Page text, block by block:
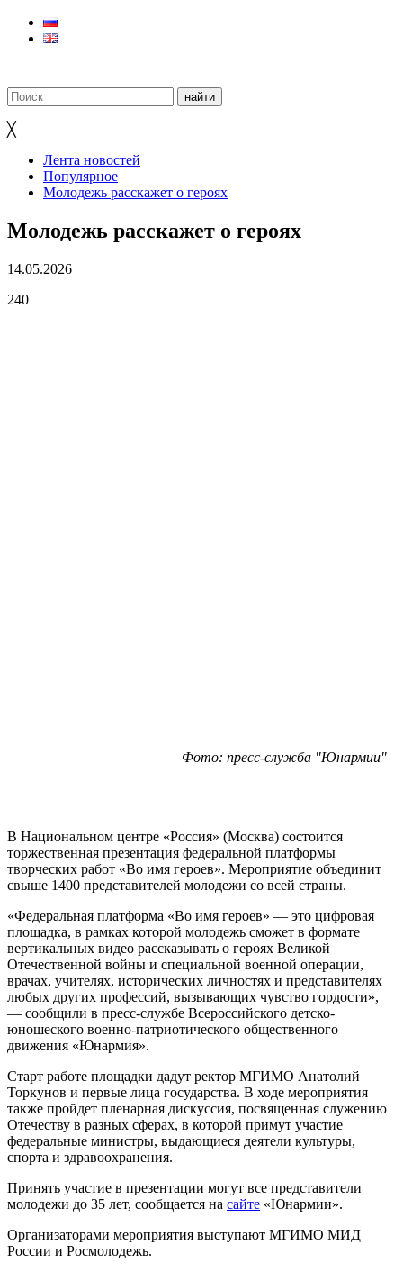
╳
Лента новостей
Популярное
Молодежь расскажет о героях
Молодежь расскажет о героях
14.05.2026
240
Фото: пресс-служба "Юнармии"
В Национальном центре «Россия» (Москва) состоится
торжественная презентация федеральной платформы
творческих работ «Во имя героев». Мероприятие объединит
свыше 1400 представителей молодежи со всей страны.
«Федеральная платформа «Во имя героев» — это цифровая
площадка, в рамках которой молодежь сможет в формате
вертикальных видео рассказывать о героях Великой
Отечественной войны и специальной военной операции,
врачах, учителях, исторических личностях и представителях
любых других профессий, вызывающих чувство гордости»,
— сообщили в пресс-службе Всероссийского детско-
юношеского военно-патриотического общественного
движения «Юнармия».
Старт работе площадки дадут ректор МГИМО Анатолий
Торкунов и первые лица государства. В ходе мероприятия
также пройдет пленарная дискуссия, посвященная служению
Отечеству в разных сферах, в которой примут участие
федеральные министры, выдающиеся деятели культуры,
спорта и здравоохранения.
Принять участие в презентации могут все представители
молодежи до 35 лет, сообщается на сайте «Юнармии».
Организаторами мероприятия выступают МГИМО МИД
России и Росмолодежь.